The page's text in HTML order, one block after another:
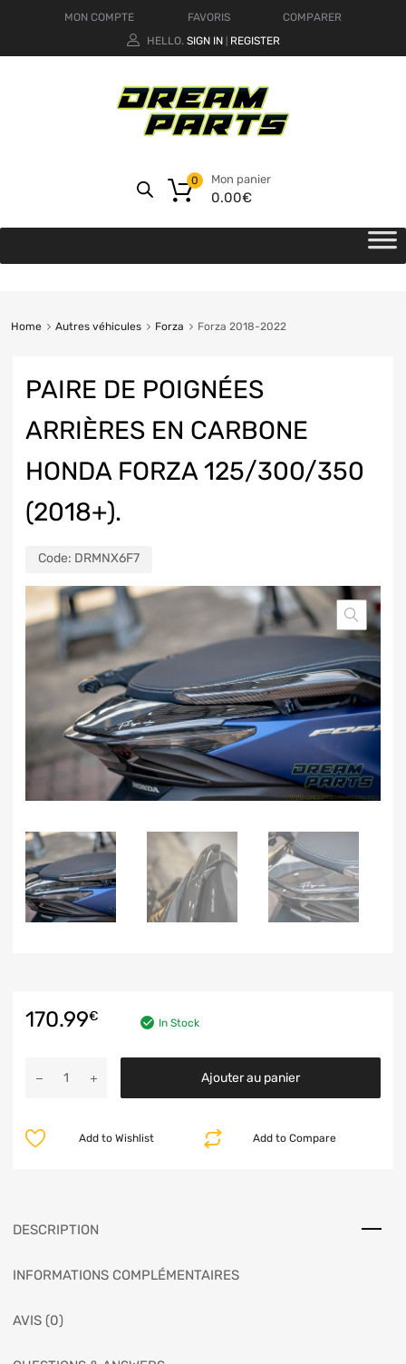
MON COMPTE FAVORIS
COMPARER
HELLO. SIGN IN REGISTER
Mon panier
0.00€
0
Home Autres véhicules Forza Forza 2018-2022
PAIRE DE POIGNÉES
ARRIÈRES EN CARBONE
HONDA FORZA 125/300/350
(2018+).
Code: DRMNX6F7
170.99€ In Stock
Ajouter au panier
Add to Compare
Add to Wishlist
DESCRIPTION
INFORMATIONS COMPLÉMENTAIRES
AVIS (0)